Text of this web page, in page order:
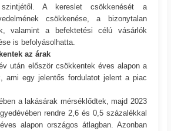
A kereslet csökkenését a
csökkenése, a bizonytalan
valamint a befektetési célú vásárlók
is befolyásolhatta.
az árak
után először csökkentek éves alapon a
ami egy jelentős fordulatot jelent a piac
a lakásárak mérséklődtek, majd 2023
rendre 2,6 és 0,5 százalékkal
alapon országos átlagban. Azonban